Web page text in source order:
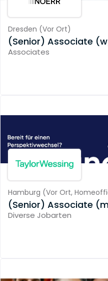
Dresden (Vor Ort)
(Senior) Associate
Associates
Hamburg (Vor Ort,
(Senior) Associate
Diverse Jobarten